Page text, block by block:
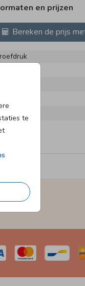
te
en prijzen
Bereken de prijs
Enveloppen